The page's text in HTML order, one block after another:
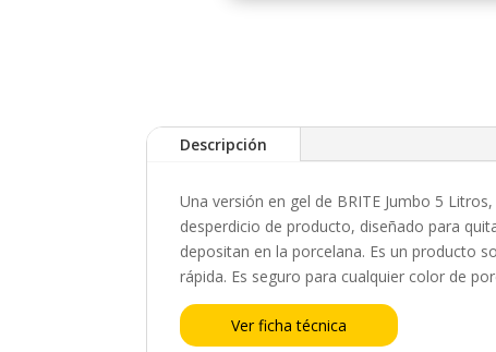
Descripción
Una versión en gel de BRITE Jumbo 5
desperdicio de producto, diseñado para
depositan en la porcelana. Es un producto
rápida. Es seguro para cualquier color de
Ver ficha técnica